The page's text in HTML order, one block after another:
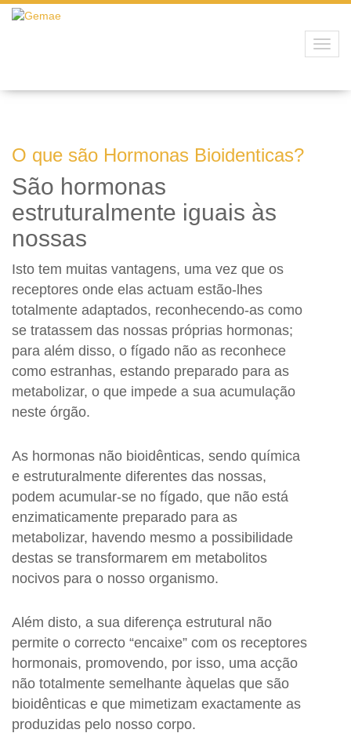
O que são Hormonas Bioidenticas?
São hormonas
estruturalmente iguais às
nossas
Isto tem muitas vantagens, uma vez que os
receptores onde elas actuam estão-lhes
totalmente adaptados, reconhecendo-as como
se tratassem das nossas próprias hormonas;
para além disso, o fígado não as reconhece
como estranhas, estando preparado para as
metabolizar, o que impede a sua acumulação
neste órgão.
As hormonas não bioidênticas, sendo química
e estruturalmente diferentes das nossas,
podem acumular-se no fígado, que não está
enzimaticamente preparado para as
metabolizar, havendo mesmo a possibilidade
destas se transformarem em metabolitos
nocivos para o nosso organismo.
Além disto, a sua diferença estrutural não
permite o correcto “encaixe” com os receptores
hormonais, promovendo, por isso, uma acção
não totalmente semelhante àquelas que são
bioidênticas e que mimetizam exactamente as
produzidas pelo nosso corpo.